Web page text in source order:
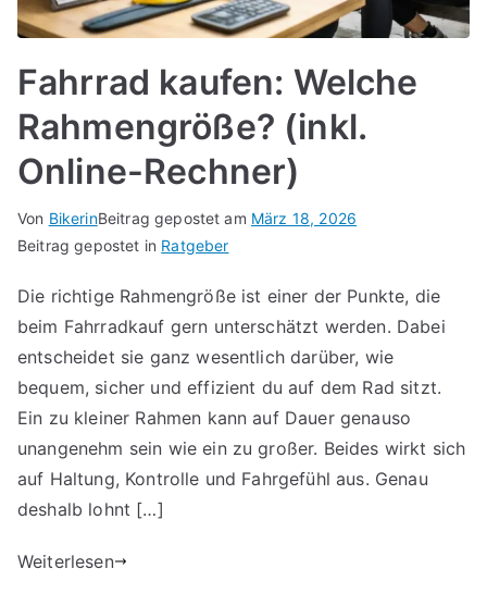
Fahrrad kaufen: Welche
Rahmengröße? (inkl.
Online-Rechner)
Von BikerinBeitrag gepostet am März 18, 2026
Beitrag gepostet in Ratgeber
Die richtige Rahmengröße ist einer der Punkte, die
beim Fahrradkauf gern unterschätzt werden. Dabei
entscheidet sie ganz wesentlich darüber, wie
bequem, sicher und effizient du auf dem Rad sitzt.
Ein zu kleiner Rahmen kann auf Dauer genauso
unangenehm sein wie ein zu großer. Beides wirkt sich
auf Haltung, Kontrolle und Fahrgefühl aus. Genau
deshalb lohnt […]
Weiterlesen